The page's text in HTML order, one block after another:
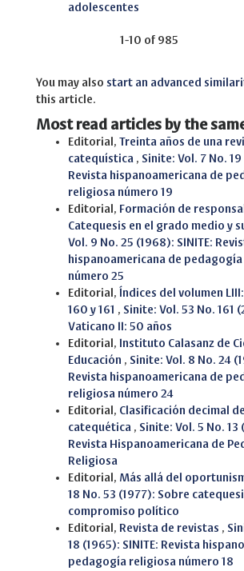
adolescentes
1-10 of 985
You may also start an advanced
this article.
Most read articles by the
Editorial, Treinta años de una
catequística , Sinite: Vol. 7 No. 19
Revista hispanoamericana de
religiosa número 19
Editorial, Formación de
Catequesis en el grado medio y
Vol. 9 No. 25 (1968): SINITE:
hispanoamericana de
número 25
Editorial, Índices del volumen
160 y 161 , Sinite: Vol. 53 No. 161
Vaticano II: 50 años
Editorial, Instituto Calasanz de
Educación , Sinite: Vol. 8 No. 24
Revista hispanoamericana de
religiosa número 24
Editorial, Clasificación decimal
catequética , Sinite: Vol. 5 No. 13
Revista Hispanoamericana de
Religiosa
Editorial, Más allá del
18 No. 53 (1977): Sobre
compromiso político
Editorial, Revista de revistas ,
18 (1965): SINITE: Revista
pedagogía religiosa número 18